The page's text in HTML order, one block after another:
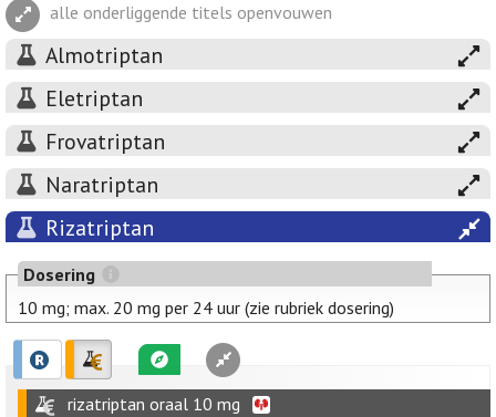
alle onderliggende titels openvouwen
Almotriptan
Eletriptan
Frovatriptan
Naratriptan
Rizatriptan
Dosering
10 mg; max. 20 mg per 24 uur (zie rubriek dosering)
rizatriptan oraal 10 mg